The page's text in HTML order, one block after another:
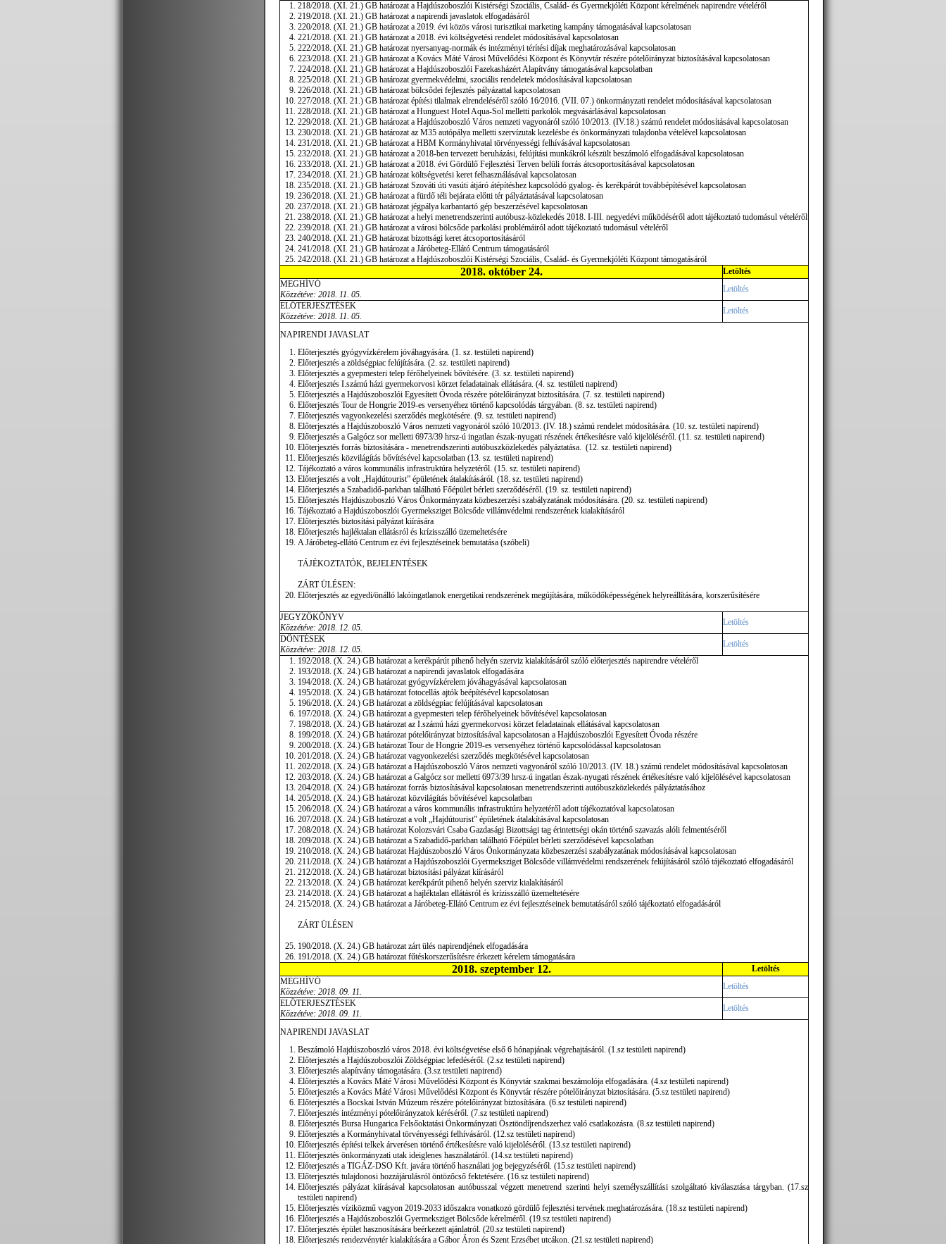
218/2018. (XI. 21.) GB határozat a Hajdúszoboszlói Kistérségi Szociális, Család- és Gyermekjóléti Központ kérelmének napirendre vételéről
219/2018. (XI. 21.) GB határozat a napirendi javaslatok elfogadásáról
220/2018. (XI. 21.) GB határozat a 2019. évi közös városi turisztikai marketing kampány támogatásával kapcsolatosan
221/2018. (XI. 21.) GB határozat a 2018. évi költségvetési rendelet módosításával kapcsolatosan
222/2018. (XI. 21.) GB határozat nyersanyag-normák és intézményi térítési díjak meghatározásával kapcsolatosan
223/2018. (XI. 21.) GB határozat a Kovács Máté Városi Művelődési Központ és Könyvtár részére pótelőirányzat biztosításával kapcsolatosan
224/2018. (XI. 21.) GB határozat a Hajdúszoboszlói Fazekasházért Alapítvány támogatásával kapcsolatban
225/2018. (XI. 21.) GB határozat gyermekvédelmi, szociális rendeletek módosításával kapcsolatosan
226/2018. (XI. 21.) GB határozat bölcsődei fejlesztés pályázattal kapcsolatosan
227/2018. (XI. 21.) GB határozat építési tilalmak elrendeléséről szóló 16/2016. (VII. 07.) önkormányzati rendelet módosításával kapcsolatosan
228/2018. (XI. 21.) GB határozat a Hunguest Hotel Aqua-Sol melletti parkolók megvásárlásával kapcsolatosan
229/2018. (XI. 21.) GB határozat a Hajdúszoboszló Város nemzeti vagyonáról szóló 10/2013. (IV.18.) számú rendelet módosításával kapcsolatosan
230/2018. (XI. 21.) GB határozat az M35 autópálya melletti szervízutak kezelésbe és önkormányzati tulajdonba vételével kapcsolatosan
231/2018. (XI. 21.) GB határozat a HBM Kormányhivatal törvényességi felhívásával kapcsolatosan
232/2018. (XI. 21.) GB határozat a 2018-ben tervezett beruházási, felújítási munkákról készült beszámoló elfogadásával kapcsolatosan
233/2018. (XI. 21.) GB határozat a 2018. évi Gördülő Fejlesztési Terven belüli forrás átcsoportosításával kapcsolatosan
234/2018. (XI. 21.) GB határozat költségvetési keret felhasználásával kapcsolatosan
235/2018. (XI. 21.) GB határozat Szováti úti vasúti átjáró átépítéshez kapcsolódó gyalog- és kerékpárút továbbépítésével kapcsolatosan
236/2018. (XI. 21.) GB határozat a fürdő téli bejárata előtti tér pályáztatásával kapcsolatosan
237/2018. (XI. 21.) GB határozat jégpálya karbantartó gép beszerzésével kapcsolatosan
238/2018. (XI. 21.) GB határozat a helyi menetrendszerinti autóbusz-közlekedés 2018. I-III. negyedévi működéséről adott tájékoztató tudomásul vételéről
239/2018. (XI. 21.) GB határozat a városi bölcsőde parkolási problémáiról adott tájékoztató tudomásul vételéről
240/2018. (XI. 21.) GB határozat bizottsági keret átcsoportosításáról
241/2018. (XI. 21.) GB határozat a Járóbeteg-Ellátó Centrum támogatásáról
242/2018. (XI. 21.) GB határozat a Hajdúszoboszlói Kistérségi Szociális, Család- és Gyermekjóléti Központ támogatásáról
2018. október 24.
Letöltés
MEGHÍVÓ
Közzétéve: 2018. 11. 05.
Letöltés
ELŐTERJESZTÉSEK
Közzétéve: 2018. 11. 05.
Letöltés
NAPIRENDI JAVASLAT
Előterjesztés gyógyvízkérelem jóváhagyására. (1. sz. testületi napirend)
Előterjesztés a zöldségpiac felújítására. (2. sz. testületi napirend)
Előterjesztés a gyepmesteri telep férőhelyeinek bővítésére. (3. sz. testületi napirend)
Előterjesztés I.számú házi gyermekorvosi körzet feladatainak ellátására. (4. sz. testületi napirend)
Előterjesztés a Hajdúszoboszlói Egyesített Óvoda részére pótelőirányzat biztosítására. (7. sz. testületi napirend)
Előterjesztés Tour de Hongrie 2019-es versenyéhez történő kapcsolódás tárgyában. (8. sz. testületi napirend)
Előterjesztés vagyonkezelési szerződés megkötésére. (9. sz. testületi napirend)
Előterjesztés a Hajdúszoboszló Város nemzeti vagyonáról szóló 10/2013. (IV. 18.) számú rendelet módosítására. (10. sz. testületi napirend)
Előterjesztés a Galgócz sor melletti 6973/39 hrsz-ú ingatlan észak-nyugati részének értékesítésre való kijelöléséről. (11. sz. testületi napirend)
Előterjesztés forrás biztosítására - menetrendszerinti autóbuszközlekedés pályáztatása. (12. sz. testületi napirend)
Előterjesztés közvilágítás bővítésével kapcsolatban (13. sz. testületi napirend)
Tájékoztató a város kommunális infrastruktúra helyzetéről. (15. sz. testületi napirend)
Előterjesztés a volt „Hajdútourist” épületének átalakításáról. (18. sz. testületi napirend)
Előterjesztés a Szabadidő-parkban található Főépület bérleti szerződéséről. (19. sz. testületi napirend)
Előterjesztés Hajdúszoboszló Város Önkormányzata közbeszerzési szabályzatának módosítására. (20. sz. testületi napirend)
Tájékoztató a Hajdúszoboszlói Gyermeksziget Bölcsőde villámvédelmi rendszerének kialakításáról
Előterjesztés biztosítási pályázat kiírására
Előterjesztés hajléktalan ellátásról és krízisszálló üzemeltetésére
A Járóbeteg-ellátó Centrum ez évi fejlesztéseinek bemutatása (szóbeli)
TÁJÉKOZTATÓK, BEJELENTÉSEK
ZÁRT ÜLÉSEN:
Előterjesztés az egyedi/önálló lakóingatlanok energetikai rendszerének megújítására, működőképességének helyreállítására, korszerűsítésére
JEGYZŐKÖNYV
Közzétéve: 2018. 12. 05.
Letöltés
DÖNTÉSEK
Közzétéve: 2018. 12. 05.
Letöltés
192/2018. (X. 24.) GB határozat a kerékpárút pihenő helyén szerviz kialakításáról szóló előterjesztés napirendre vételéről
193/2018. (X. 24.) GB határozat a napirendi javaslatok elfogadására
194/2018. (X. 24.) GB határozat gyógyvízkérelem jóváhagyásával kapcsolatosan
195/2018. (X. 24.) GB határozat fotocellás ajtók beépítésével kapcsolatosan
196/2018. (X. 24.) GB határozat a zöldségpiac felújításával kapcsolatosan
197/2018. (X. 24.) GB határozat a gyepmesteri telep férőhelyeinek bővítésével kapcsolatosan
198/2018. (X. 24.) GB határozat az I.számú házi gyermekorvosi körzet feladatainak ellátásával kapcsolatosan
199/2018. (X. 24.) GB határozat pótelőirányzat biztosításával kapcsolatosan a Hajdúszoboszlói Egyesített Óvoda részére
200/2018. (X. 24.) GB határozat Tour de Hongrie 2019-es versenyéhez történő kapcsolódással kapcsolatosan
201/2018. (X. 24.) GB határozat vagyonkezelési szerződés megkötésével kapcsolatosan
202/2018. (X. 24.) GB határozat a Hajdúszoboszló Város nemzeti vagyonáról szóló 10/2013. (IV. 18.) számú rendelet módosításával kapcsolatosan
203/2018. (X. 24.) GB határozat a Galgócz sor melletti 6973/39 hrsz-ú ingatlan észak-nyugati részének értékesítésre való kijelölésével kapcsolatosan
204/2018. (X. 24.) GB határozat forrás biztosításával kapcsolatosan menetrendszerinti autóbuszközlekedés pályáztatásához
205/2018. (X. 24.) GB határozat közvilágítás bővítésével kapcsolatban
206/2018. (X. 24.) GB határozat a város kommunális infrastruktúra helyzetéről adott tájékoztatóval kapcsolatosan
207/2018. (X. 24.) GB határozat a volt „Hajdútourist” épületének átalakításával kapcsolatosan
208/2018. (X. 24.) GB határozat Kolozsvári Csaba Gazdasági Bizottsági tag érintettségi okán történő szavazás alóli felmentéséről
209/2018. (X. 24.) GB határozat a Szabadidő-parkban található Főépület bérleti szerződésével kapcsolatban
210/2018. (X. 24.) GB határozat Hajdúszoboszló Város Önkormányzata közbeszerzési szabályzatának módosításával kapcsolatosan
211/2018. (X. 24.) GB határozat a Hajdúszoboszlói Gyermeksziget Bölcsőde villámvédelmi rendszerének felújításáról szóló tájékoztató elfogadásáról
212/2018. (X. 24.) GB határozat biztosítási pályázat kiírásáról
213/2018. (X. 24.) GB határozat kerékpárút pihenő helyén szerviz kialakításáról
214/2018. (X. 24.) GB határozat a hajléktalan ellátásról és krízisszálló üzemeltetésére
215/2018. (X. 24.) GB határozat a Járóbeteg-Ellátó Centrum ez évi fejlesztéseinek bemutatásáról szóló tájékoztató elfogadásáról
ZÁRT ÜLÉSEN
190/2018. (X. 24.) GB határozat zárt ülés napirendjének elfogadására
191/2018. (X. 24.) GB határozat fűtéskorszerűsítésre érkezett kérelem támogatására
2018. szeptember 12.
Letöltés
MEGHÍVÓ
Közzétéve: 2018. 09. 11.
Letöltés
ELŐTERJESZTÉSEK
Közzétéve: 2018. 09. 11.
Letöltés
NAPIRENDI JAVASLAT
Beszámoló Hajdúszoboszló város 2018. évi költségvetése első 6 hónapjának végrehajtásáról. (1.sz testületi napirend)
Előterjesztés a Hajdúszoboszlói Zöldségpiac lefedéséről. (2.sz testületi napirend)
Előterjesztés alapítvány támogatására. (3.sz testületi napirend)
Előterjesztés a Kovács Máté Városi Művelődési Központ és Könyvtár szakmai beszámolója elfogadására. (4.sz testületi napirend)
Előterjesztés a Kovács Máté Városi Művelődési Központ és Könyvtár részére pótelőirányzat biztosítására. (5.sz testületi napirend)
Előterjesztés a Bocskai István Múzeum részére pótelőirányzat biztosítására. (6.sz testületi napirend)
Előterjesztés intézményi pótelőirányzatok kéréséről. (7.sz testületi napirend)
Előterjesztés Bursa Hungarica Felsőoktatási Önkormányzati Ösztöndíjrendszerhez való csatlakozásra. (8.sz testületi napirend)
Előterjesztés a Kormányhivatal törvényességi felhívásáról. (12.sz testületi napirend)
Előterjesztés építési telkek árverésen történő értékesítésre való kijelöléséről. (13.sz testületi napirend)
Előterjesztés önkormányzati utak ideiglenes használatáról. (14.sz testületi napirend)
Előterjesztés a TIGÁZ-DSO Kft. javára történő használati jog bejegyzéséről. (15.sz testületi napirend)
Előterjesztés tulajdonosi hozzájárulásról öntözőcső fektetésére. (16.sz testületi napirend)
Előterjesztés pályázat kiírásával kapcsolatosan autóbusszal végzett menetrend szerinti helyi személyszállítási szolgáltató kiválasztása tárgyban. (17.sz
testületi napirend)
Előterjesztés víziközmű vagyon 2019-2033 időszakra vonatkozó gördülő fejlesztési tervének meghatározására. (18.sz testületi napirend)
Előterjesztés a Hajdúszoboszlói Gyermeksziget Bölcsőde kérelméről. (19.sz testületi napirend)
Előterjesztés épület hasznosítására beérkezett ajánlatról. (20.sz testületi napirend)
Előterjesztés rendezvénytér kialakítására a Gábor Áron és Szent Erzsébet utcákon. (21.sz testületi napirend)